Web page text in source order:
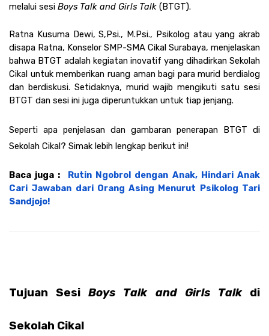
melalui sesi Boys Talk and Girls Talk (BTGT).
Ratna Kusuma Dewi, S,Psi., M.Psi., Psikolog atau yang akrab
disapa Ratna, Konselor SMP-SMA Cikal Surabaya, menjelaskan
bahwa BTGT adalah kegiatan inovatif yang dihadirkan Sekolah
Cikal untuk memberikan ruang aman bagi para murid berdialog
dan berdiskusi. Setidaknya, murid wajib mengikuti satu sesi
BTGT dan sesi ini juga diperuntukkan untuk tiap jenjang.
Seperti apa penjelasan dan gambaran penerapan BTGT di
Sekolah Cikal? Simak lebih lengkap berikut ini!
Baca juga :
Rutin Ngobrol dengan Anak, Hindari Anak
Cari Jawaban dari Orang Asing Menurut Psikolog Tari
Sandjojo!
Tujuan Sesi Boys Talk and Girls Talk di
Sekolah Cikal